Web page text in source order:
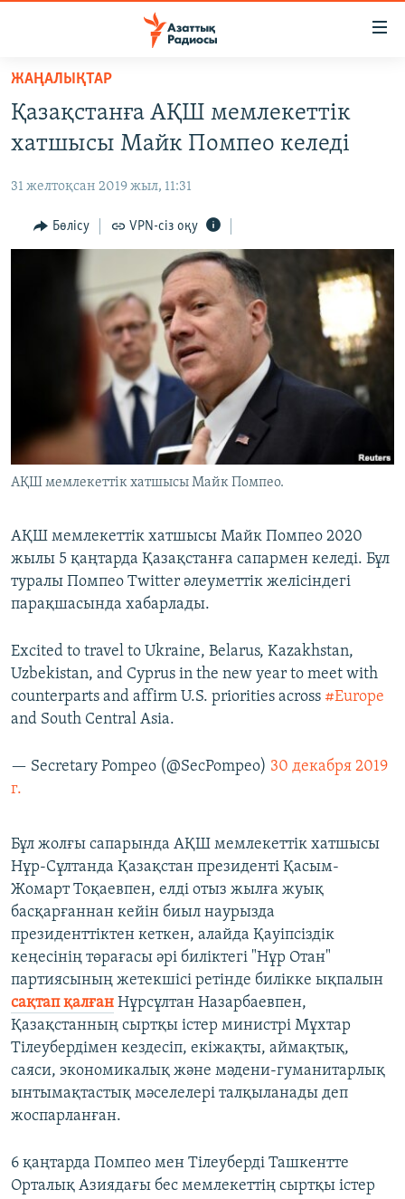
Skip
main
content
to
Navigation
Skip
САЯСАТ
ҚАҢТАР ОҚИҒАСЫ
АДАМ ҚҰҚЫҚТАРЫ
ӘЛЕУМЕТ
АРНАЙЫ ЖОБАЛАР
ЖАЗЫЛЫҢЫЗ
ЖАҢАЛЫҚТАР
Қазақстанға АҚШ мемлекеттік
хатшысы Майк Помпео келеді
31 желтоқсан 2019 жыл, 11:31
Бөлісу VPN-сіз оқу
АҚШ мемлекеттік хатшысы Майк Помпео.
АҚШ мемлекеттік хатшысы Майк Помпео 2020
жылы 5 қаңтарда Қазақстанға сапармен келеді. Бұл
туралы Помпео Twitter әлеуметтік желісіндегі
парақшасында хабарлады.
Excited to travel to Ukraine, Belarus, Kazakhstan,
Uzbekistan, and Cyprus in the new year to meet with
counterparts and affirm U.S. priorities across #Europe
and South Central Asia.
— Secretary Pompeo (@SecPompeo) 30 декабря 2019
г.
Бұл жолғы сапарында АҚШ мемлекеттік хатшысы
Нұр-Сұлтанда Қазақстан президенті Қасым-
Жомарт Тоқаевпен, елді отыз жылға жуық
басқарғаннан кейін биыл наурызда
президенттіктен кеткен, алайда Қауіпсіздік
кеңесінің төрағасы әрі биліктегі "Нұр Отан"
партиясының жетекшісі ретінде билікке ықпалын
сақтап қалған Нұрсұлтан Назарбаевпен,
Қазақстанның сыртқы істер министрі Мұхтар
Тілеубердімен кездесіп, екіжақты, аймақтық,
саяси, экономикалық және мәдени-гуманитарлық
ынтымақтастық мәселелері талқыланады деп
жоспарланған.
6 қаңтарда Помпео мен Тілеуберді Ташкентте
Орталық Азиядағы бес мемлекеттің сыртқы істер